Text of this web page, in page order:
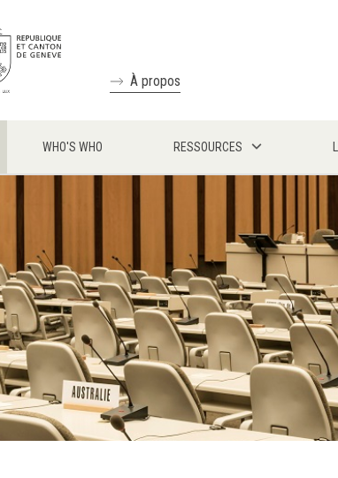
À propos
WHO'S WHO RESSOURCES